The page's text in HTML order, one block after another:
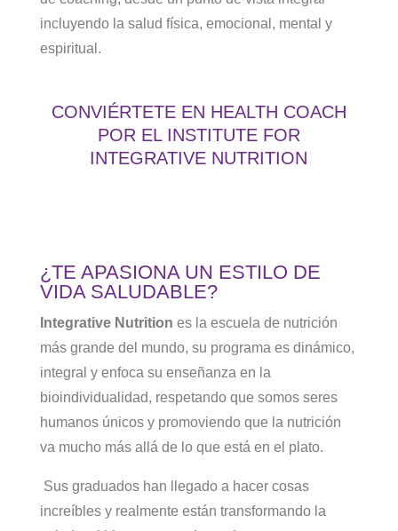
incluyendo la salud física, emocional, mental y
espiritual.
CONVIÉRTETE EN HEALTH COACH
POR EL INSTITUTE FOR
INTEGRATIVE NUTRITION
¿TE APASIONA UN ESTILO DE
VIDA SALUDABLE?
Integrative Nutrition es la escuela de nutrición
más grande del mundo, su programa es dinámico,
integral y enfoca su enseñanza en la
bioindividualidad, respetando que somos seres
humanos únicos y promoviendo que la nutrición
va mucho más allá de lo que está en el plato.
Sus graduados han llegado a hacer cosas
increíbles y realmente están transformando la